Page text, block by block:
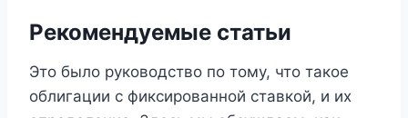
Рекомендуемые статьи
Это было руководство по тому, что такое
облигации с фиксированной ставкой, и их